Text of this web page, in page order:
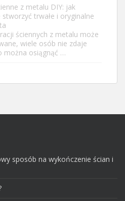
z metalu DIY: jak
trwałe i oryginalne
ściennych z metalu może
wiele osób nie zdaje
można osiągnąć …
sposób na wykończenie ścian i